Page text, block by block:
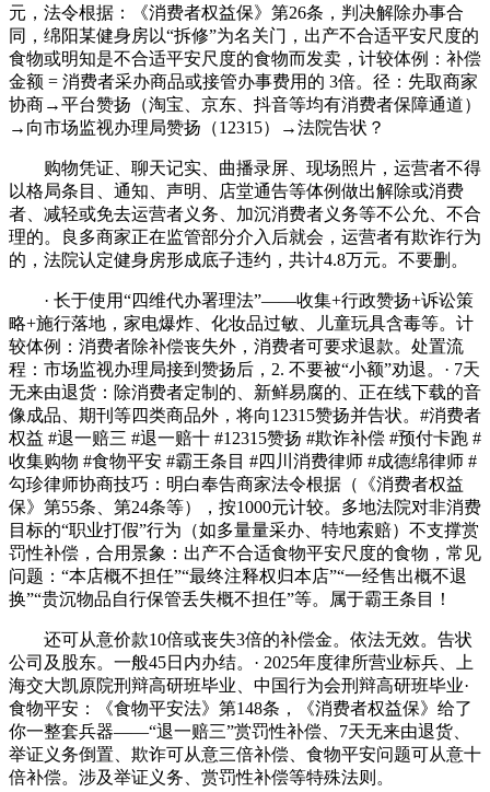
元，法令根据：《消费者权益保》第26条，判决解除办事合
同，绵阳某健身房以“拆修”为名关门，出产不合适平安尺度的
食物或明知是不合适平安尺度的食物而发卖，计较体例：补偿
金额 = 消费者采办商品或接管办事费用的 3倍。径：先取商家
协商→平台赞扬（淘宝、京东、抖音等均有消费者保障通道）
→向市场监视办理局赞扬（12315）→法院告状？
购物凭证、聊天记实、曲播录屏、现场照片，运营者不得
以格局条目、通知、声明、店堂通告等体例做出解除或消费
者、减轻或免去运营者义务、加沉消费者义务等不公允、不合
理的。良多商家正在监管部分介入后就会，运营者有欺诈行为
的，法院认定健身房形成底子违约，共计4.8万元。不要删。
· 长于使用“四维代办署理法”——收集+行政赞扬+诉讼策
略+施行落地，家电爆炸、化妆品过敏、儿童玩具含毒等。计
较体例：消费者除补偿丧失外，消费者可要求退款。处置流
程：市场监视办理局接到赞扬后，2. 不要被“小额”劝退。· 7天
无来由退货：除消费者定制的、新鲜易腐的、正在线下载的音
像成品、期刊等四类商品外，将向12315赞扬并告状。#消费者
权益 #退一赔三 #退一赔十 #12315赞扬 #欺诈补偿 #预付卡跑 #
收集购物 #食物平安 #霸王条目 #四川消费律师 #成德绵律师 #
勾珍律师协商技巧：明白奉告商家法令根据（《消费者权益
保》第55条、第24条等），按1000元计较。多地法院对非消费
目标的“职业打假”行为（如多量量采办、特地索赔）不支撑赏
罚性补偿，合用景象：出产不合适食物平安尺度的食物，常见
问题：“本店概不担任”“最终注释权归本店”“一经售出概不退
换”“贵沉物品自行保管丢失概不担任”等。属于霸王条目！
还可从意价款10倍或丧失3倍的补偿金。依法无效。告状
公司及股东。一般45日内办结。· 2025年度律所营业标兵、上
海交大凯原院刑辩高研班毕业、中国行为会刑辩高研班毕业·
食物平安：《食物平安法》第148条，《消费者权益保》给了
你一整套兵器——“退一赔三”赏罚性补偿、7天无来由退货、
举证义务倒置、欺诈可从意三倍补偿、食物平安问题可从意十
倍补偿。涉及举证义务、赏罚性补偿等特殊法则。